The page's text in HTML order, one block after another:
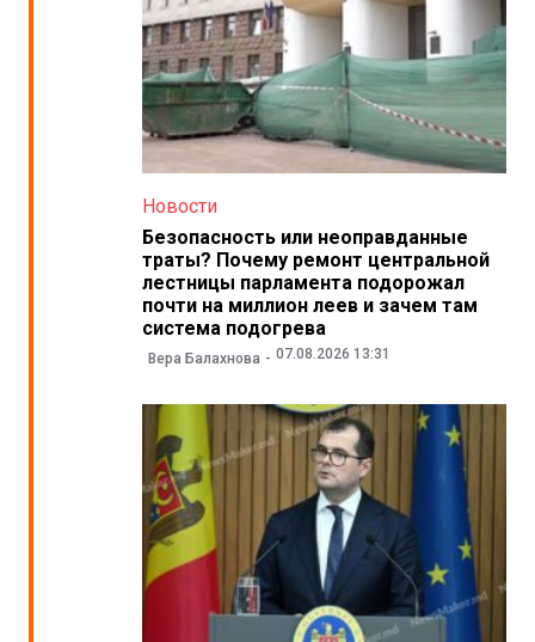
Новости
Безопасность или неоправданные
траты? Почему ремонт центральной
лестницы парламента подорожал
почти на миллион леев и зачем там
система подогрева
Вера Балахнова 07.08.2026 13:31